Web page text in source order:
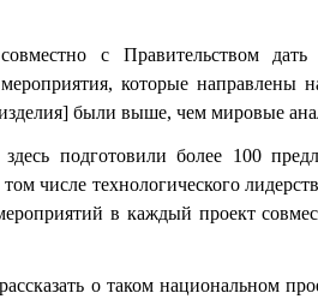
с Правительством
которые направлены
были выше, чем мировые
подготовили более 100
числе технологического
в каждый проект
о таком национальном